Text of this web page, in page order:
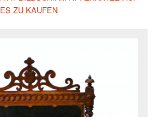
ZU KAUFEN